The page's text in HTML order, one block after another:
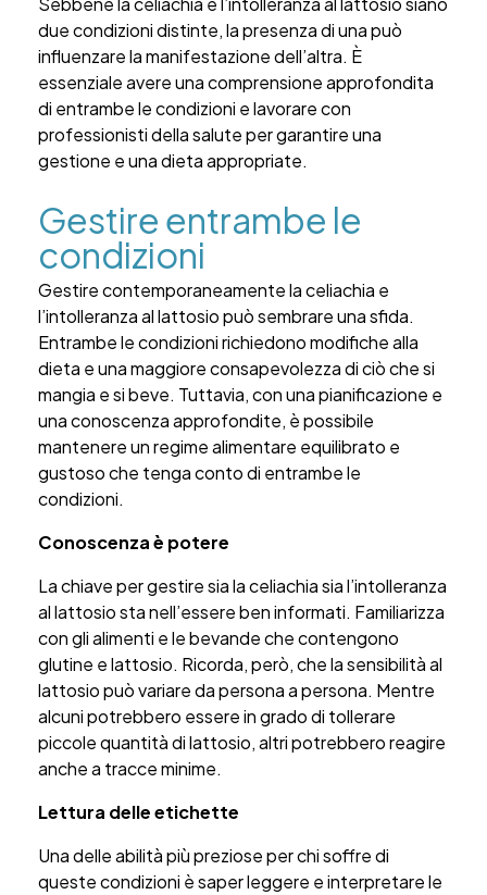
due condizioni distinte, la presenza di una può
influenzare la manifestazione dell’altra. È
essenziale avere una comprensione approfondita
di entrambe le condizioni e lavorare con
professionisti della salute per garantire una
gestione e una dieta appropriate.
Gestire entrambe le
condizioni
Gestire contemporaneamente la celiachia e
l’intolleranza al lattosio può sembrare una sfida.
Entrambe le condizioni richiedono modifiche alla
dieta e una maggiore consapevolezza di ciò che si
mangia e si beve. Tuttavia, con una pianificazione e
una conoscenza approfondite, è possibile
mantenere un regime alimentare equilibrato e
gustoso che tenga conto di entrambe le
condizioni.
Conoscenza è potere
La chiave per gestire sia la celiachia sia l’intolleranza
al lattosio sta nell’essere ben informati. Familiarizza
con gli alimenti e le bevande che contengono
glutine e lattosio. Ricorda, però, che la sensibilità al
lattosio può variare da persona a persona. Mentre
alcuni potrebbero essere in grado di tollerare
piccole quantità di lattosio, altri potrebbero reagire
anche a tracce minime.
Lettura delle etichette
Una delle abilità più preziose per chi soffre di
queste condizioni è saper leggere e interpretare le